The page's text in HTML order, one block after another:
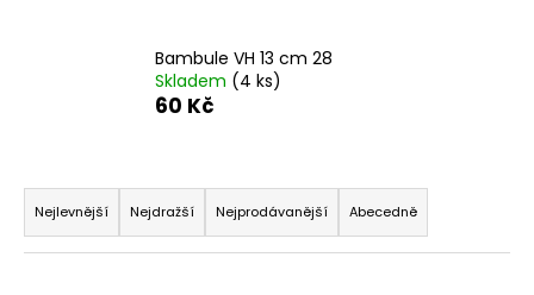
Bambule VH 13 cm 28
Skladem (4 ks)
60 Kč
Ř
a
z
Nejlevnější Nejdražší Nejprodávanější Abecedně
D
o